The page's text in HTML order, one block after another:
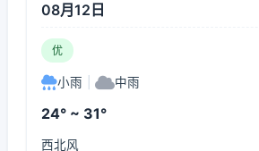
08月12日
优
小雨 中雨
24° ~ 31°
西北风